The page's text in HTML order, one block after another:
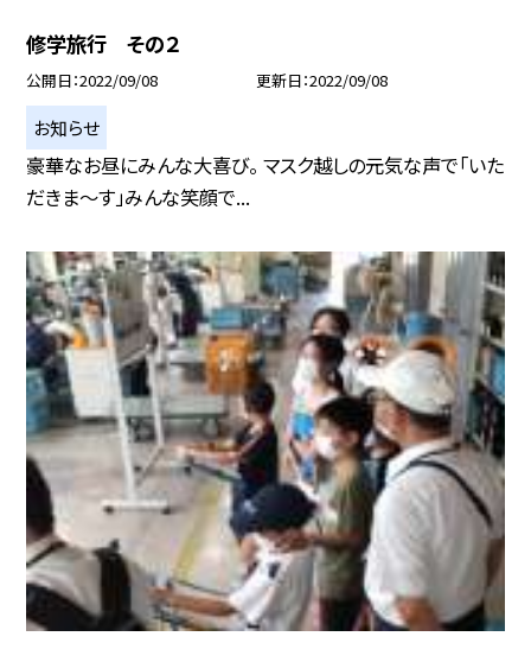
修学旅行 その２
公開日 2022/09/08 更新日 2022/09/08
お知らせ
豪華なお昼にみんな大喜び。 マスク越しの元気な声で「いた
だきま〜す」みんな笑顔で...